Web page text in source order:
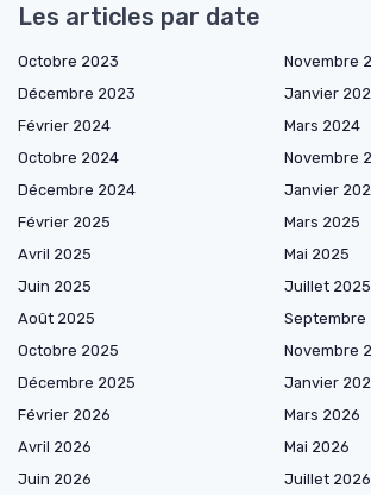
Les articles par date
Octobre 2023
Novembre
Décembre 2023
Janvier
Février 2024
Mars 2024
Octobre 2024
Novembre
Décembre 2024
Janvier
Février 2025
Mars 2025
Avril 2025
Mai 2025
Juin 2025
Juillet 2025
Août 2025
Septembre
Octobre 2025
Novembre
Décembre 2025
Janvier
Février 2026
Mars 2026
Avril 2026
Mai 2026
Juin 2026
Juillet 2026